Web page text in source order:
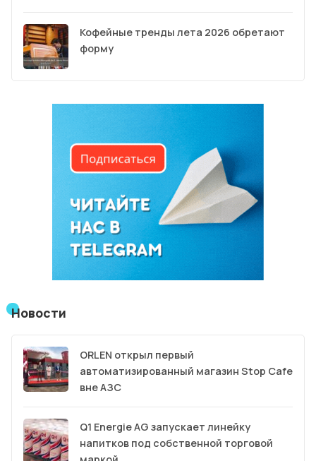
Кофейные тренды лета 2026 обретают
форму
Новости
ORLEN открыл первый
автоматизированный магазин Stop Cafe
вне АЗС
Q1 Energie AG запускает линейку
напитков под собственной торговой